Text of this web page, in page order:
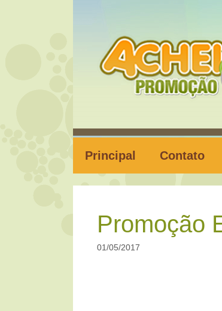
Principal Contato
Promoção
01/05/2017